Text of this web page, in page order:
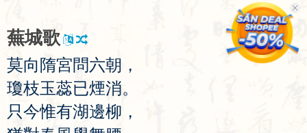
蕪城歌
莫向 隋宮問六朝 ，
瓊枝玉蕊已煙消。
只今惟有湖邊柳 ，